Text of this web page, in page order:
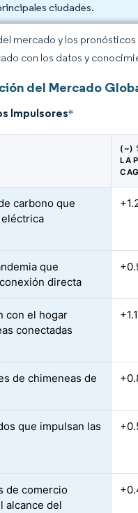
ciudades.
mercado y los
con los datos y
del Mercado
Impulsores*
(~)
LA
carbono que
que
directa
con el hogar
conectadas
de chimeneas de
que impulsan las
de comercio
alcance del